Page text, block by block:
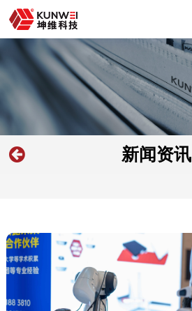
新闻资讯